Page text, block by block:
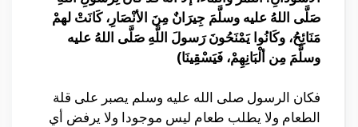
صَلَّى اللهُ عليه وسلَّمَ جِيرَانٌ مِنَ الأنْصَارِ، كَانَتْ لهمْ
مَنَائِحُ، وكَانُوا يَمْنَحُونَ رَسولَ اللَّهِ صَلَّى اللهُ عليه
وسلَّمَ مِن ألْبَانِهِمْ، فَيَسْقِينَا)
فكان الرسول صلى الله عليه وسلم يصبر على قلة
الطعام ولا يطلب طعام ليس موجودا ولا يرفض أي